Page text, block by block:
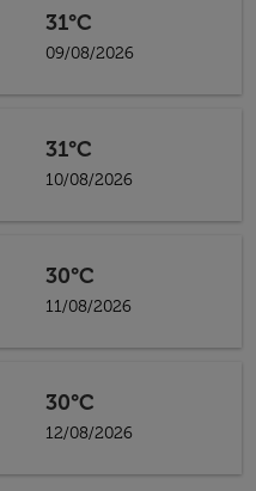
31°C
09/08/2026
31°C
10/08/2026
30°C
11/08/2026
30°C
12/08/2026